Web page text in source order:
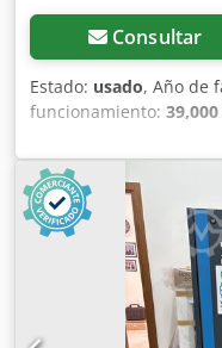
Consultar
Estado: usado, Año de
funcionamiento:
perfecto estado de
(somos concesionarios
Características
Caudal: 19200 litros/